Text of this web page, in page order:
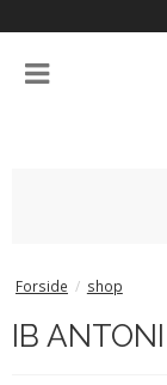
Forside / shop
IB ANTONI